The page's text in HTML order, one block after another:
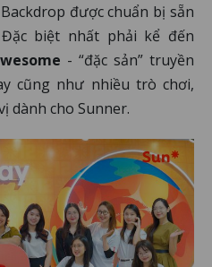
được chuẩn bị sẵn
Đặc biệt nhất phải kể đến
- “đặc sản” truyền
cũng như nhiều trò chơi,
dành cho Sunner.